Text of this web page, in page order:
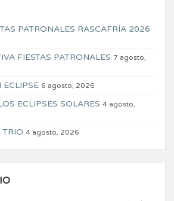
PATRONALES RASCAFRÍA 2026
FIESTAS PATRONALES 7 agosto,
ECLIPSE 6 agosto, 2026
ECLIPSES SOLARES 4 agosto,
TRIO 4 agosto, 2026